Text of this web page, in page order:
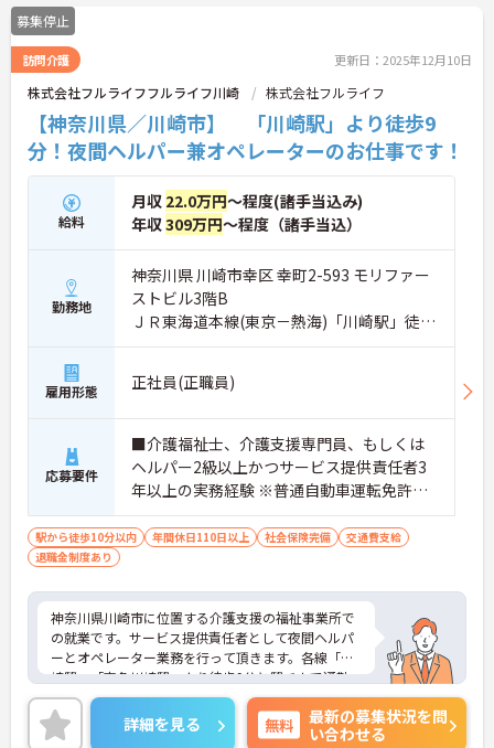
募集停止
訪問介護 更新日：2025年12月10日
株式会社フルライフフルライフ川崎 株式会社フルライフ
【神奈川県／川崎市】 「川崎駅」より徒歩9
分！夜間ヘルパー兼オペレーターのお仕事です！
給料
月収 22.0万円～程度(諸手当込み)
年収309万円～程度（諸手当込）
勤務地
神奈川県 川崎市幸区 幸町2-593 モリファー
ストビル3階B
ＪＲ東海道本線(東京－熱海)「川崎駅」徒歩
9分
雇用形態 正社員(正職員)
応募要件
■介護福祉士、介護支援専門員、もしくは
ヘルパー2級以上かつサービス提供責任者3
年以上の実務経験 ※普通自動車運転免許
（ＡＴ限定可）必須 ※経験不問
駅から徒歩10分以内 年間休日110日以上 社会保険完備
交通費支給
退職金制度あり
神奈川県川崎市に位置する介護支援の福祉事業所で
の就業です。サービス提供責任者として夜間ヘルパ
ーとオペレーター業務を行って頂きます。各線「川
崎駅」「京急川崎駅」より徒歩9分と駅チカで通勤
に大変便利です。ご興味ある方には、面接対策ポイ
ントなど、さらに詳細をお話しいたしますのでお気
軽にご相談ください。
詳細を見る 無料
最新の募集状況を問
い合わせる